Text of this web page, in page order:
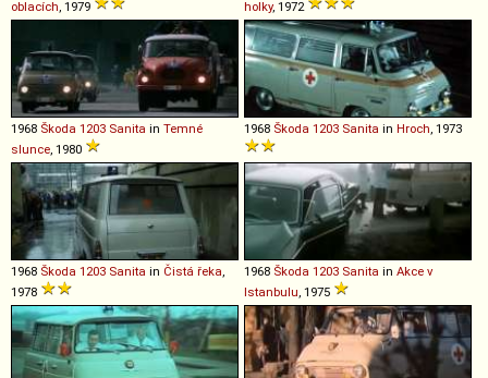
oblacích, 1979
holky, 1972
1968 Škoda 1203 Sanita in Temné
slunce, 1980
1968 Škoda 1203 Sanita in Hroch, 1973
1968 Škoda 1203 Sanita in Čistá řeka,
1978
1968 Škoda 1203 Sanita in Akce v
Istanbulu, 1975